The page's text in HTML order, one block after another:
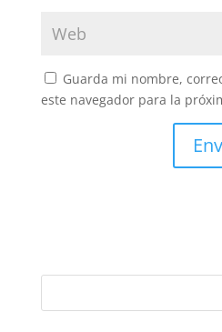
Guarda mi nombre,
este navegador para la